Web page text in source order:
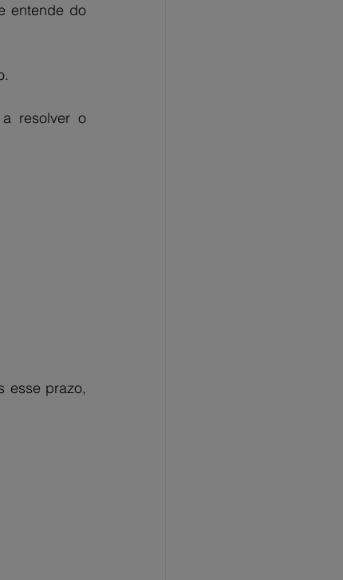
entende do
resolver o
esse prazo,